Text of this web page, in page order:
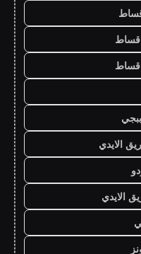
الايدي
الايدي